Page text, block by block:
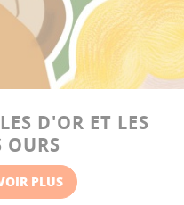
D'OR ET LES
OURS
PLUS